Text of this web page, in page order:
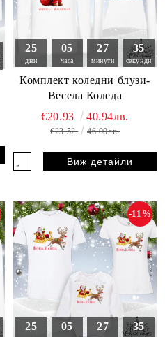
25
дни
05
часа
27
минути
33
секунди
Комплект коледни блузи-
Весела Коледа
€20.93 40.94лв.
€23.52 46.00лв.
Виж детайли
25 05 27 33
-11%